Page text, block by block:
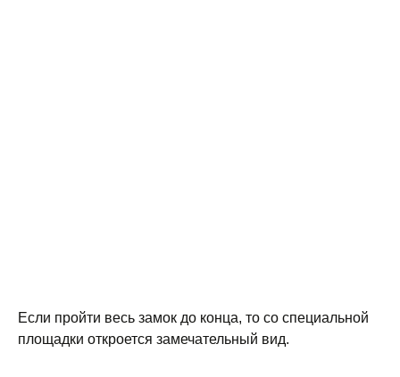
Если пройти весь замок до конца, то со специальной
площадки откроется замечательный вид.